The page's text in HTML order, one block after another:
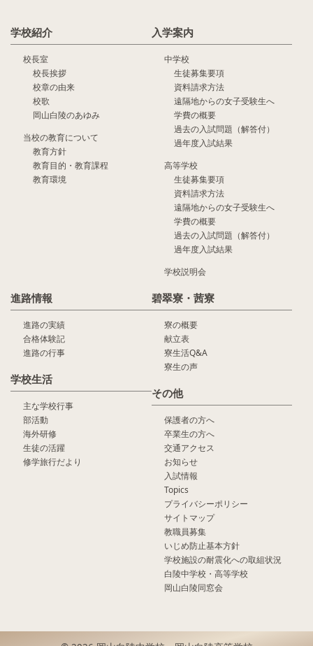
学校紹介
校長室
校長挨拶
校章の由来
校歌
岡山白陵のあゆみ
当校の教育について
教育方針
教育目的・教育課程
教育環境
入学案内
中学校
生徒募集要項
資料請求方法
遠隔地からの女子受験生へ
学費の概要
過去の入試問題（解答付）
過年度入試結果
高等学校
生徒募集要項
資料請求方法
遠隔地からの女子受験生へ
学費の概要
過去の入試問題（解答付）
過年度入試結果
学校説明会
進路情報
進路の実績
合格体験記
進路の行事
学校生活
主な学校行事
部活動
海外研修
生徒の活躍
修学旅行だより
碧翠寮・茜寮
寮の概要
献立表
寮生活Q&A
寮生の声
その他
保護者の方へ
卒業生の方へ
交通アクセス
お知らせ
入試情報
Topics
プライバシーポリシー
サイトマップ
教職員募集
いじめ防止基本方針
学校施設の耐震化への取組状況
白陵中学校・高等学校
岡山白陵同窓会